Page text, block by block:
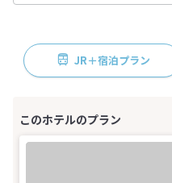
JR＋宿泊プラン